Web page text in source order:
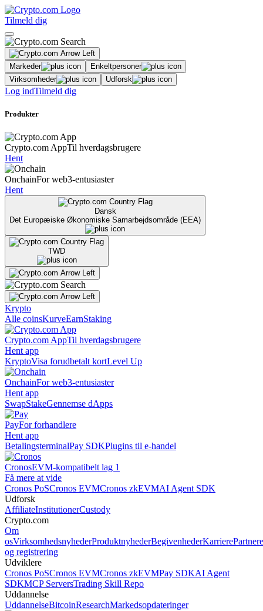
Tilmeld dig
Markeder
Enkeltpersoner
Virksomheder
Udforsk
Log indTilmeld dig
Produkter
Crypto.com AppTil hverdagsbrugere
Hent
OnchainFor web3-entusiaster
Hent
Dansk
Det Europæiske Økonomiske Samarbejdsområde (EEA)
TWD
Krypto
Alle coinsKurveEarnStaking
Crypto.com AppTil hverdagsbrugere
Hent app
KryptoVisa forudbetalt kortLevel Up
OnchainFor web3-entusiaster
Hent app
SwapStakeGennemse dApps
PayFor forhandlere
Hent app
BetalingsterminalPay SDKPlugins til e-handel
CronosEVM-kompatibelt lag 1
Få mere at vide
Cronos PoSCronos EVMCronos zkEVMAI Agent SDK
Udforsk
AffiliateInstitutionerCustody
Crypto.com
Om
osVirksomhedsnyhederProduktnyhederBegivenhederKarrierePartnere
og registrering
Udviklere
Cronos PoSCronos EVMCronos zkEVMPay SDKAI Agent
SDKMCP ServersTrading Skill Repo
Uddannelse
UddannelseBitcoinResearchMarkedsopdateringer